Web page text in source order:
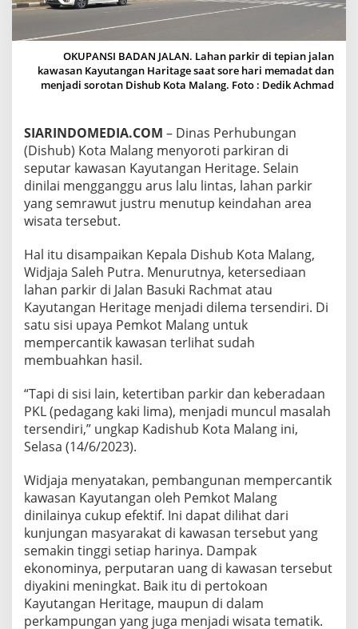
K
R
A
N
D
A
Y
U
T
A
N
N
H
E
R
I
T
A
A
D
I
O
T
A
N
D
I
S
H
U
B
OKUPANSI BADAN JALAN. Lahan parkir di tepian jalan
kawasan Kayutangan Haritage saat sore hari memadat dan
menjadi sorotan Dishub Kota Malang. Foto : Dedik Achmad
SIARINDOMEDIA.COM – Dinas Perhubungan
(Dishub) Kota Malang menyoroti parkiran di
seputar kawasan Kayutangan Heritage. Selain
dinilai mengganggu arus lalu lintas, lahan parkir
yang semrawut justru menutup keindahan area
wisata tersebut.
Hal itu disampaikan Kepala Dishub Kota Malang,
Widjaja Saleh Putra. Menurutnya, ketersediaan
lahan parkir di Jalan Basuki Rachmat atau
Kayutangan Heritage menjadi dilema tersendiri. Di
satu sisi upaya Pemkot Malang untuk
mempercantik kawasan terlihat sudah
membuahkan hasil.
“Tapi di sisi lain, ketertiban parkir dan keberadaan
PKL (pedagang kaki lima), menjadi muncul masalah
tersendiri,” ungkap Kadishub Kota Malang ini,
Selasa (14/6/2023).
Widjaja menyatakan, pembangunan mempercantik
kawasan Kayutangan oleh Pemkot Malang
dinilainya cukup efektif. Ini dapat dilihat dari
kunjungan masyarakat di kawasan tersebut yang
semakin tinggi setiap harinya. Dampak
ekonominya, perputaran uang di kawasan tersebut
diyakini meningkat. Baik itu di pertokoan
Kayutangan Heritage, maupun di dalam
perkampungan yang juga menjadi wisata tematik.